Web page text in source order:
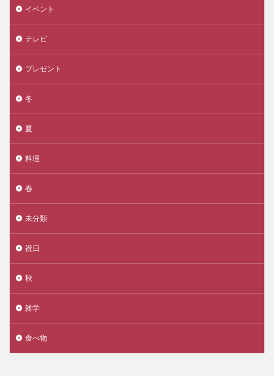
イベント
テレビ
プレゼント
冬
夏
料理
春
未分類
祝日
秋
雑学
食べ物